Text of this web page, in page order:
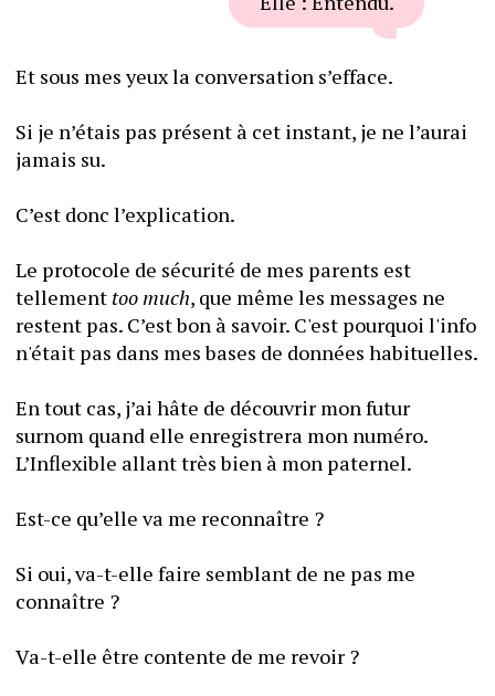
Et sous mes yeux la conversation s’efface.
Si je n’étais pas présent à cet instant, je ne l’aurai
Le protocole de sécurité de mes parents est
tellement too much, que même les messages ne
restent pas. C’est bon à savoir. C'est pourquoi l'info
En tout cas, j’ai hâte de découvrir mon futur
surnom quand elle enregistrera mon numéro.
L’Inflexible allant très bien à mon paternel.
Est-ce qu’elle va me reconnaître ?
Si oui, va-t-elle faire semblant de ne pas me
connaître ?
Va-t-elle être contente de me revoir ?